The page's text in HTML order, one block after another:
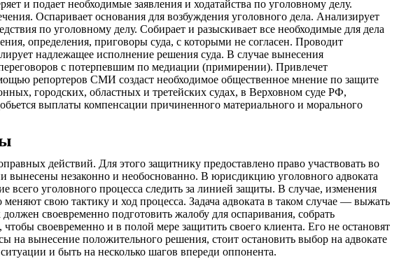
и подает необходимые заявления и ходатайства по уголовному делу.
Оспаривает основания для возбуждения уголовного дела. Анализирует
по уголовному делу. Собирает и разыскивает все необходимые для дела
определения, приговоры суда, с которыми не согласен. Проводит
надлежащее исполнение решения суда. В случае вынесения
с потерпевшим по медиации (примирении). Привлечет
репортеров СМИ создаст необходимое общественное мнение по защите
городских, областных и третейских судах, в Верховном суде РФ,
выплаты компенсации причиненного материального и морального
действий. Для этого защитнику предоставлено право участвовать во
вынесены незаконно и необоснованно. В юрисдикцию уголовного адвоката
уголовного процесса следить за линией защиты. В случае, изменения
свою тактику и ход процесса. Задача адвоката в таком случае — выжать
своевременно подготовить жалобу для оспаривания, собрать
своевременно и в полой мере защитить своего клиента. Его не остановят
на вынесение положительного решения, стоит остановить выбор на адвокате
и быть на несколько шагов впереди оппонента.